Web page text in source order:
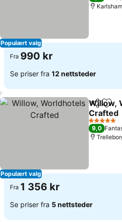
Populært valg
Fra 990 kr
Se priser fra 12 nettsteder
Populært valg
Del
Willow,
Crafted
Se priser
5 Stjerner
9,0
Fra 1 356 kr
Se priser fra 5 nettsteder